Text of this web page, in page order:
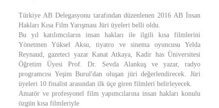
Türkiye AB Delegasyonu tarafından düzenlenen 2016 AB İnsan
Hakları Kısa Film Yarışması Jüri üyeleri belli oldu.
Bu yıl katılımcıların insan hakları ile ilgili kısa filmlerini
Yönetmen Yüksel Aksu, tiyatro ve sinema oyuncusu Yelda
Reynaud, gazeteci yazar Kanat Atkaya, Kadir has Üniversitesi
Öğretim Üyesi Prof. Dr. Sevda Alankuş ve yazar, radyo
programcısı Yeşim Burul'dan oluşan jüri değerlendirecek. Jüri
üyeleri 10 finalist arasından ilk üçe giren filmleri belirleyecek.
Amatör ve profesyonel film yapımcılarına insan hakları konulu
özgün kısa filmleriyle